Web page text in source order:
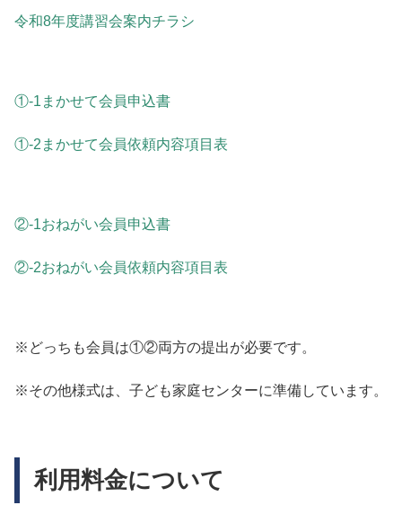
令和8年度講習会案内チラシ
①-1まかせて会員申込書
①-2まかせて会員依頼内容項目表
②-1おねがい会員申込書
②-2おねがい会員依頼内容項目表
※どっちも会員は①②両方の提出が必要です。
※その他様式は、子ども家庭センターに準備しています。
利用料金について